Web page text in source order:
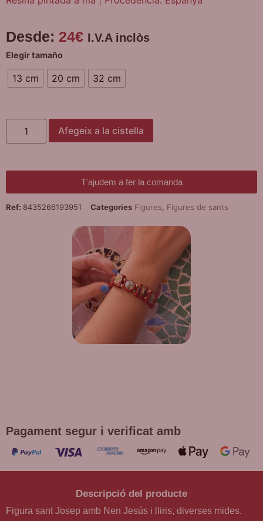
Desde: 24€ I.V.A inclòs
Elegir tamaño
13 cm 20 cm 32 cm
Afegeix a la cistella
T'ajudem a fer la comanda
Ref: 8435266193951 Categories Figures Figures de sants
Pagament segur i verificat amb
Descripció del producte
Figura sant Josep amb Nen Jesús i lliris, diverses mides.